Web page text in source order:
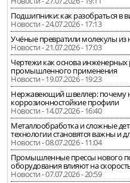
Подшипники: как разобраться в
Новости - 24.07.2026 - 17:13
Учёные превратили молекулы из
Новости - 21.07.2026 - 17:03
Чертежи как основа инженерных
промышленного применения
Новости - 19.07.2026 - 19:23
Нержавеющий швеллер: почему
коррозионностойкие профили
Новости - 14.07.2026 - 16:40
Металлообработка и сложные
технологии становятся важны и
Новости - 08.07.2026 - 11:04
Промышленные прессы нового
оборудования влияют на
Новости - 07.07.2026 - 20:59